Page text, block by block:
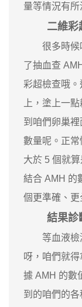
量等情況有
二維彩
很多時候呀
了抽血查
彩超檢查哦
上，塗上一
到咱們卵巢
數量呢。正
大於 5 個就
結合 AMH 的
個更準確、更
結果診
等血液檢測
呀，咱們就
據 AMH 的數
到的咱們的